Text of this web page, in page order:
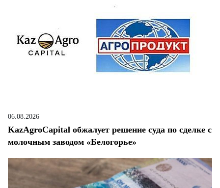
06.08.2026
KazAgroCapital обжалует решение суда по сделке с
молочным заводом «Белогорье»